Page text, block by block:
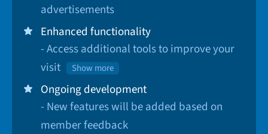
advertisements
Enhanced functionality
- Access additional tools to improve your
visit
Show more
Ongoing development
- New features will be added based on
member feedback